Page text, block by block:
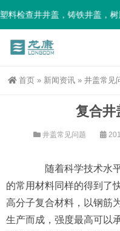
检查井井盖，铸铁井盖，树
首页 » 新闻资讯 » 井盖常见
复合井
井盖常见问题
随着科学技术水平
的常用材料同样的得到了
高分子复合材料，以钢筋
生产而成，强度最高可以